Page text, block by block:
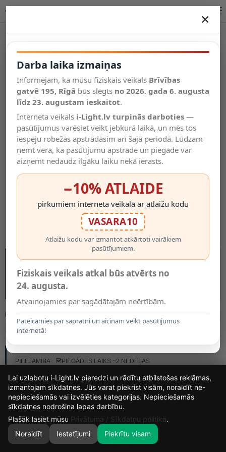
Salīdzināt
Vēlmju
saraksts
Valodas
0
MODELIS:
15.00€
PIEEJAMĪBA:
PIEGĀDES LAIKS ~2 NEDĒĻAS
×
Darba laika izmaiņas
Informējam, ka mūsu fiziskais veikals Brīvības
gatvē 195, Rīgā būs slēgts no 2026. gada 6. augusta
līdz 23. augustam ieskaitot.
Interneta veikals i-Light.lv turpinās darboties —
pasūtījumus varēsiet veikt jebkurā laikā, un mēs tos
iespēju robežās apstrādāsim arī šajā periodā. Lūdzam
ņemt vērā, ka pasūtījumu apstrāde un piegāde var
aizņemt nedaudz ilgāku laiku nekā ierasts.
−10% ATLAIDE
pirkumiem interneta veikalā ar atlaižu kodu
VASARA10
Atlaižu kodu var izmantot atkārtoti vairākiem
pasūtījumiem.
Fiziskais veikals atkal būs atvērts no
24. augusta.
Atvainojamies par sagādātajām neērtībām.
Pateicamies par sapratni un aicinām veikt pasūtījumus
internetā!
14
DIENAS
12
STUNDAS
37
MIN.
57
Lai uzlabotu i-Light.lv pieredzi un rādītu atbilstošas reklāmas,
izmantojam sīkdatnes. Jūs varat piekrist visām, noraidīt ne-
nepieciešamās vai izvēlēties kategorijas. Nepieciešamās
sīkdatnes nodrošina lapas darbību.
Plašāk lasiet mūsu Privātuma / Sīkdatņu politikā.
Noraidīt
Iestatījumi Piekrītu visam